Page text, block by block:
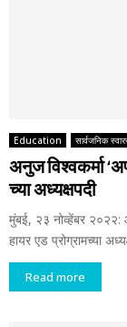
Education सार्वजनिक
अनुज विश्वकर्मा
च्या अध्यक्षपदी
मुंबई, २३ नोव्हेंबर
हायर एड प्रोग्रामच्या
Read more